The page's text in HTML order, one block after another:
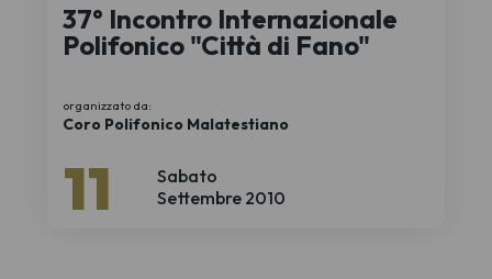
Sabato
11 Settembre 2010
37° Incontro Internazionale
Polifonico "Città di Fano"
organizzato da:
Coro Polifonico Malatestiano